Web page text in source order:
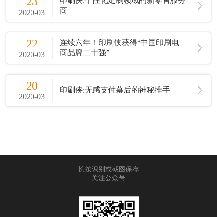
2020-03
商
22
2020-03
连续六年！印刷侠获得“中国印刷电
商品牌二十强”
20
2020-03
印刷侠:无感支付幕后的神秘推手
长按识别或截图保存
关注公众号